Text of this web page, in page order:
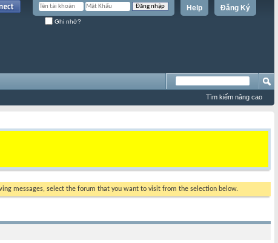
Đăng Ký
Help
Ghi nhớ?
Tìm kiếm nâng cao
messages, select the forum that you want to visit from the selection below.